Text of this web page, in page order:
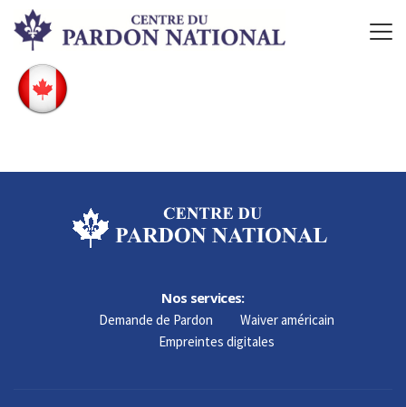
Nos services:
Demande de Pardon
Waiver américain
Empreintes digitales